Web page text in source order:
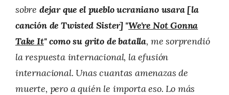
sobre dejar que el pueblo ucraniano usara [la
canción de Twisted Sister] "We're Not Gonna
Take It" como su grito de batalla, me sorprendió
la respuesta internacional, la efusión
internacional. Unas cuantas amenazas de
muerte, pero a quién le importa eso. Lo más